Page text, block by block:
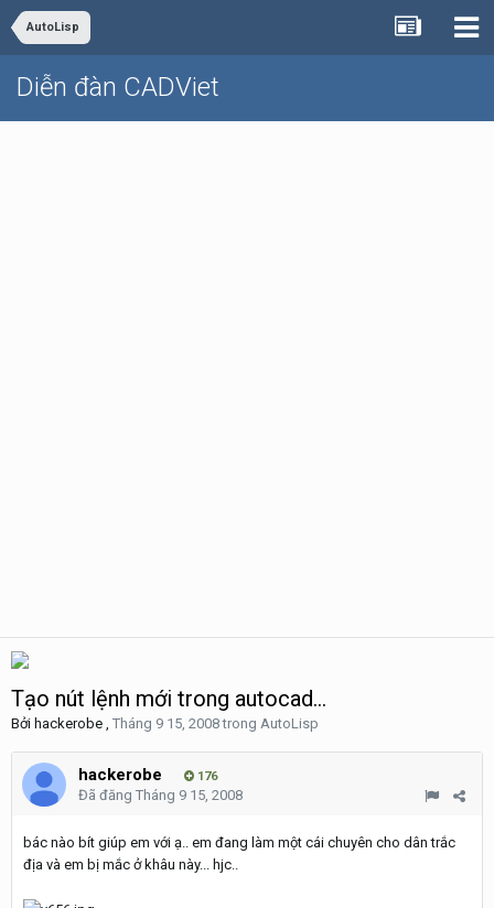
AutoLisp
Diễn đàn CADViet
Tạo nút lệnh mới trong autocad...
Bởi hackerobe , Tháng 9 15, 2008trong AutoLisp
hackerobe 176
Đã đăng Tháng 9 15, 2008
bác nào bít giúp em với ạ.. em đang làm một cái chuyên cho dân trắc
địa và em bị mắc ở khâu này... hjc..